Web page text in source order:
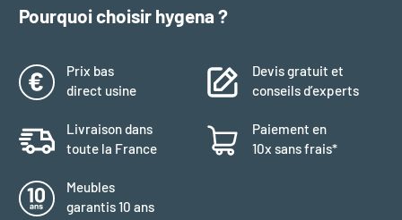
Pourquoi choisir hygena ?
Prix bas
direct usine
Devis gratuit et
conseils d’experts
Livraison dans
toute la France
Paiement en
10x sans frais*
Meubles
garantis 10 ans